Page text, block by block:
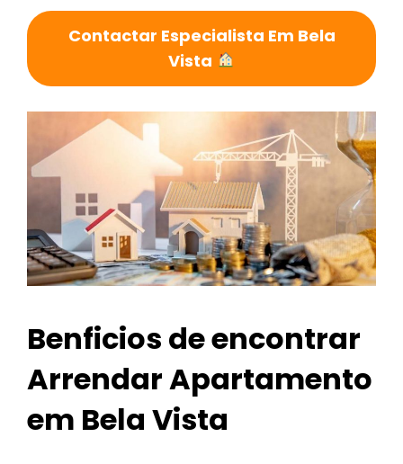
Contactar Especialista Em Bela
Vista
Benficios de encontrar
Arrendar Apartamento
em Bela Vista